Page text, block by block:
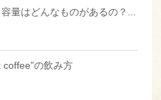
量はどんなものがあるの？...
coffee”の飲み方